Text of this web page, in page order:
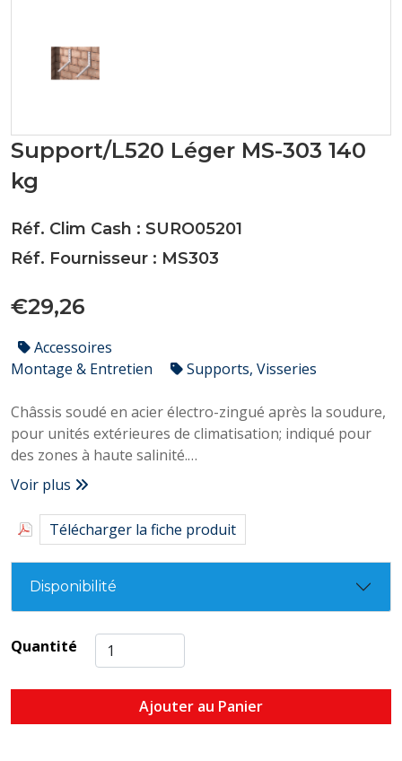
Support/L520 Léger MS-303 140
kg
Réf. Clim Cash : SURO05201
Réf. Fournisseur : MS303
€29,26
Accessoires
Montage & Entretien
Supports, Visseries
Châssis soudé en acier électro-zingué après la soudure,
pour unités extérieures de climatisation; indiqué pour
des zones à haute salinité.
Longueur : 420 mm
Poids supporté : 140 Kg
Voir plus
Télécharger la fiche produit
Disponibilité
Quantité
Ajouter au Panier